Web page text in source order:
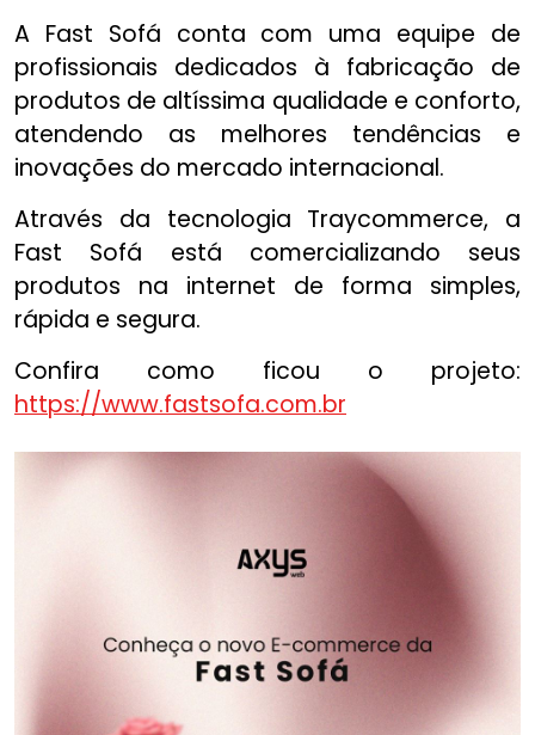
A Fast Sofá conta com uma equipe de
profissionais dedicados à fabricação de
produtos de altíssima qualidade e conforto,
atendendo as melhores tendências e
inovações do mercado internacional.
Através da tecnologia Traycommerce, a
Fast Sofá está comercializando seus
produtos na internet de forma simples,
rápida e segura.
Confira como ficou o projeto:
https://www.fastsofa.com.br